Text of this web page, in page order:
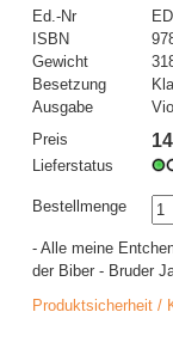
Ed.-Nr
ISBN
Gewicht
Besetzung
Ausgabe
Preis
Lieferstatus
Bestellmenge
- Alle meine
der Biber - Bruder
Produktsicherheit /